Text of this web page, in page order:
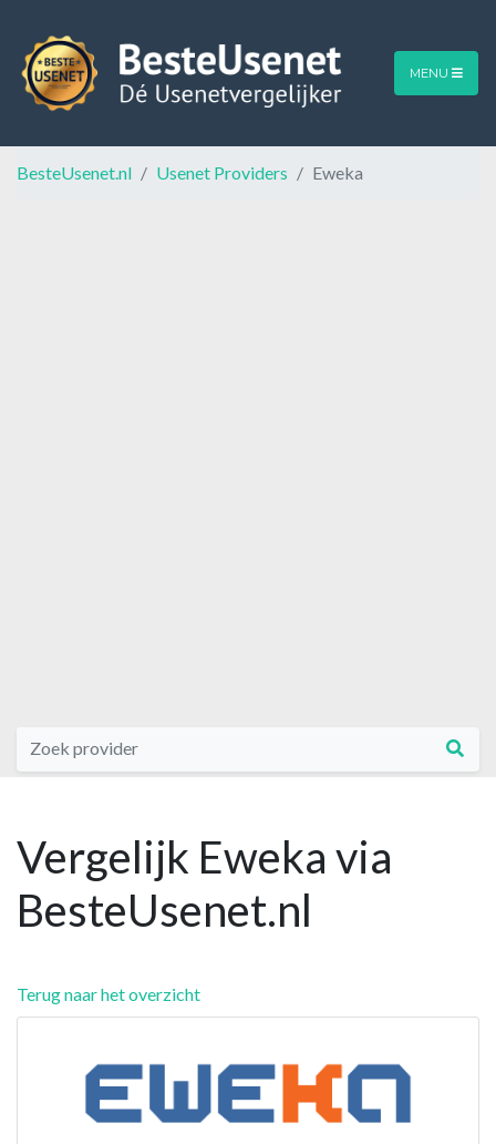
MENU
BesteUsenet.nl Usenet Providers Eweka
Vergelijk Eweka via
BesteUsenet.nl
Terug naar het overzicht